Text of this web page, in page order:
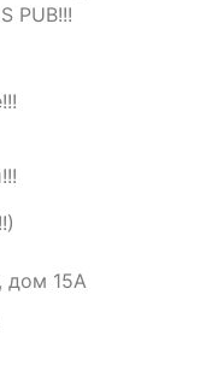
PUB!!!
дом 15А